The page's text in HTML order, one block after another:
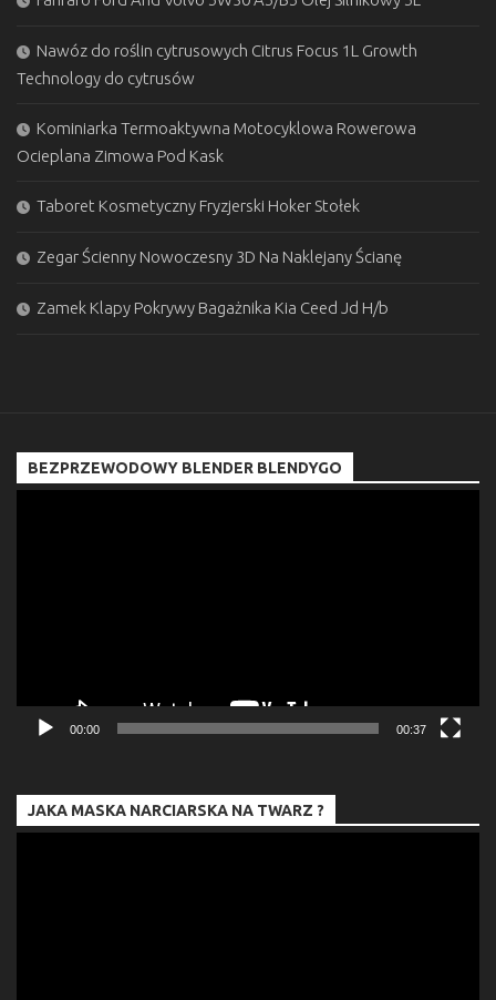
Nawóz do roślin cytrusowych Citrus Focus 1L Growth
Technology do cytrusów
Kominiarka Termoaktywna Motocyklowa Rowerowa
Ocieplana Zimowa Pod Kask
Taboret Kosmetyczny Fryzjerski Hoker Stołek
Zegar Ścienny Nowoczesny 3D Na Naklejany Ścianę
Zamek Klapy Pokrywy Bagażnika Kia Ceed Jd H/b
BEZPRZEWODOWY BLENDER BLENDYGO
00:00 00:37
JAKA MASKA NARCIARSKA NA TWARZ ?